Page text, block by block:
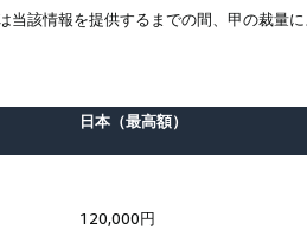
当該情報を提供するまでの間、甲の裁量
日本（最高額）
120,000円